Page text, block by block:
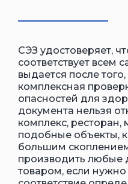
Услуги
Лицензии
Контакты
СЭЗ удостоверяет,
соответствует
выдается после
комплексная
опасностей для
документа нельзя
комплекс, ресторан,
подобные объекты,
большим
производить любые
товаром, если нужно